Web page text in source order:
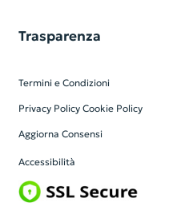
Trasparenza
Termini e Condizioni
Privacy Policy Cookie Policy
Aggiorna Consensi
Accessibilità